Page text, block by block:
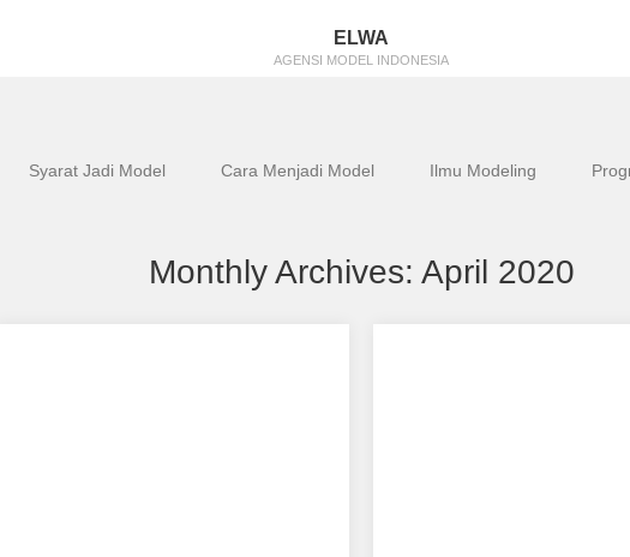
ELWA
AGENSI MODEL INDONESIA
Syarat Jadi Model Cara Menjadi Model Ilmu Modeling
Monthly Archives: April 2020